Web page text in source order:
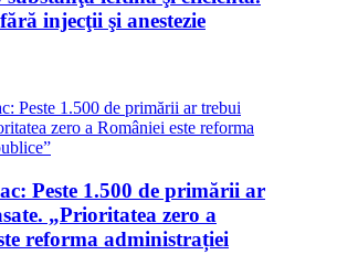
injecţii şi anestezie
Peste 1.500 de primării ar
„Prioritatea zero a
reforma administrației